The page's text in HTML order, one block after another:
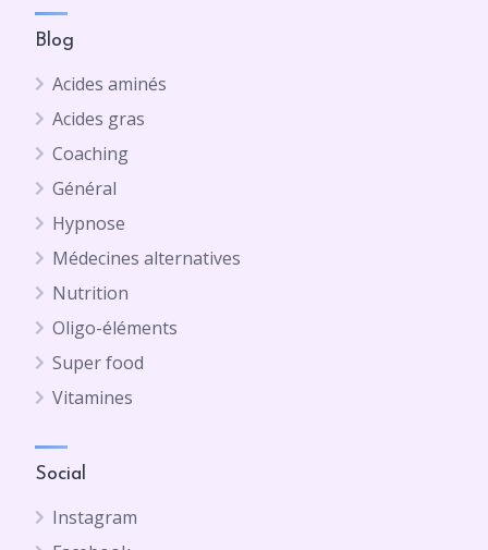
Blog
Acides aminés
Acides gras
Coaching
Général
Hypnose
Médecines alternatives
Nutrition
Oligo-éléments
Super food
Vitamines
Social
Instagram